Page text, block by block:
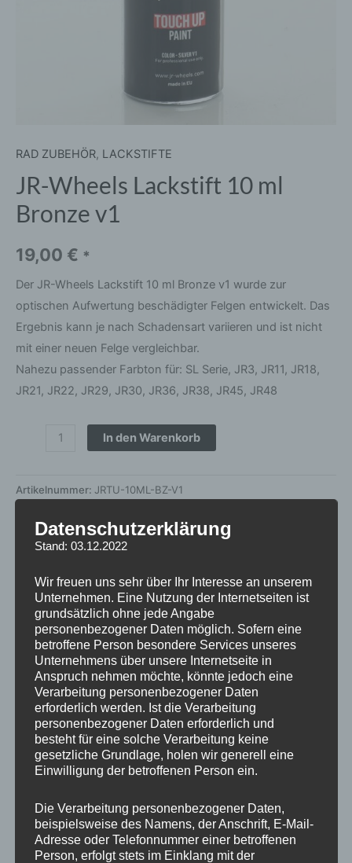
RAD ZUBEHÖR, LACKSTIFTE
JR-Wheels Lackstift 10 ml
Bronze v1
19,00 € *
Der JR-Wheels Lackstift 10 ml Bronze v1 wurde zur
optischen Aufwertung beschädigter Felgen entwickelt. Das
Ergebnis kann je nach Schadensart variieren und ist nicht
mit einer neuen Felge vergleichbar.
Nahezu passender Farbton für: SL Serie, JR3, JR11, JR18,
JR21, JR22, JR29, JR30, JR36, JR38, JR45, JR48
In den Warenkorb
Artikelnummer: JRTU-10ML-BZ-V1
inkl. 19 % MwSt. zzgl.Versandkosten
Zusätzliche Informationen
Produktsicherheit
Rezensionen (0)
Gewicht 0,05 kg
Ähnliche Produkte
Datenschutzerklärung
Stand: 03.12.2022
Wir freuen uns sehr über Ihr Interesse an unserem
Unternehmen. Eine Nutzung der Internetseiten ist
grundsätzlich ohne jede Angabe
personenbezogener Daten möglich. Sofern eine
betroffene Person besondere Services unseres
Unternehmens über unsere Internetseite in
Anspruch nehmen möchte, könnte jedoch eine
Verarbeitung personenbezogener Daten
erforderlich werden. Ist die Verarbeitung
personenbezogener Daten erforderlich und
besteht für eine solche Verarbeitung keine
gesetzliche Grundlage, holen wir generell eine
Einwilligung der betroffenen Person ein.
Die Verarbeitung personenbezogener Daten,
beispielsweise des Namens, der Anschrift, E-Mail-
Adresse oder Telefonnummer einer betroffenen
Person, erfolgt stets im Einklang mit der